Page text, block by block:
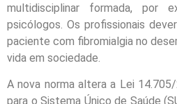
multidisciplinar formada, por
psicólogos. Os profissionais
paciente com fibromialgia no
vida em sociedade.
A nova norma altera a Lei
para o Sistema Único de Saúde